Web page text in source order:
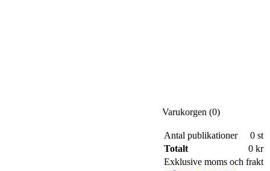
Varukorgen (0)
Antal publikationer 0 st
Totalt
0 kr
Exklusive moms och frakt